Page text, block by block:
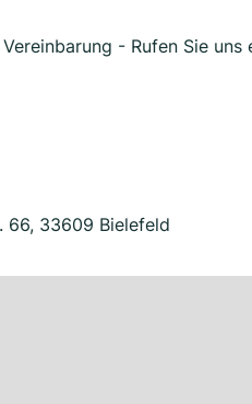
- Rufen Sie uns
66, 33609 Bielefeld